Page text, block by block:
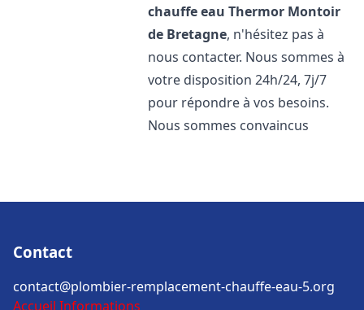
chauffe eau Thermor Montoir
de Bretagne, n'hésitez pas à
nous contacter. Nous sommes à
votre disposition 24h/24, 7j/7
pour répondre à vos besoins.
Nous sommes convaincus
Contact
contact@plombier-remplacement-chauffe-eau-5.org
Accueil Informations